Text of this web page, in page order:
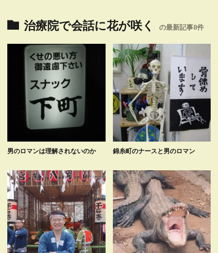
治療院で会話に花が咲く の最新記事8件
男のロマンは理解されないのか 錦糸町のナースと男のロマン